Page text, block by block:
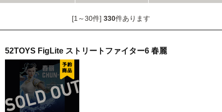
[1～30件] 330件あります
52TOYS FigLite ストリートファイター6 春麗